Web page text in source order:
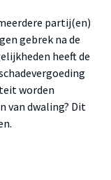
partij(en)
gebrek na de
heeft de
worden
van dwaling? Dit